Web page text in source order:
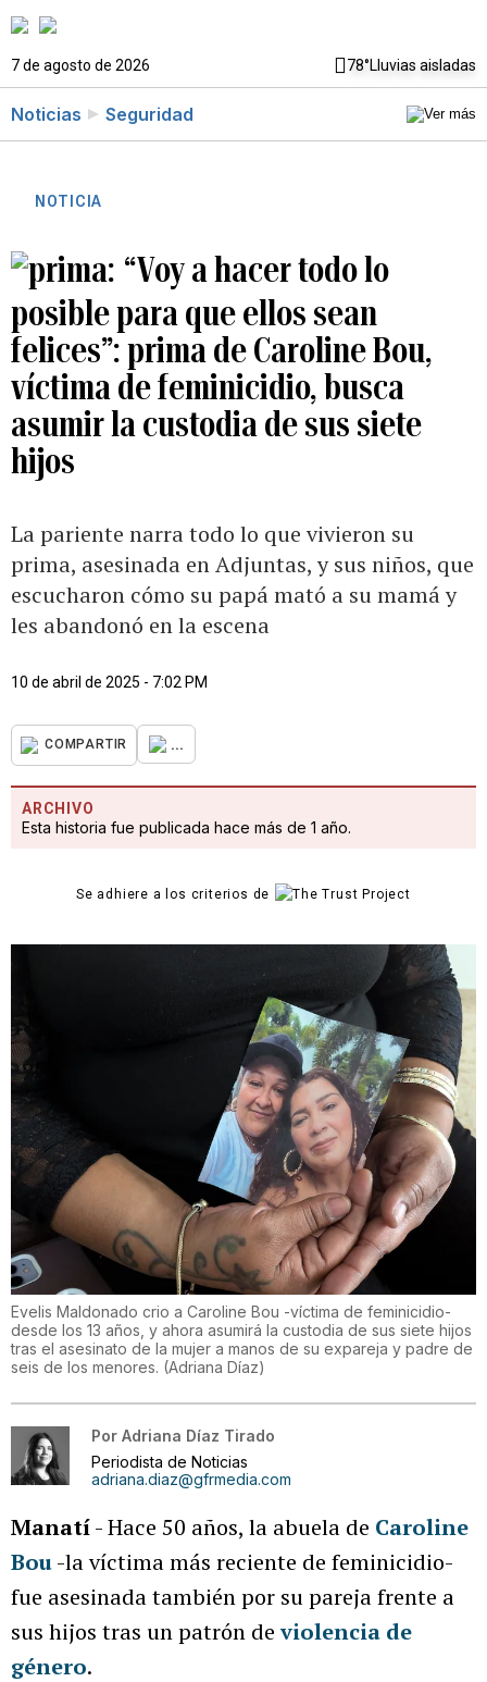
7 de agosto de 2026 78°Lluvias aisladas
Noticias Seguridad
NOTICIA
“Voy a hacer todo lo
posible para que ellos sean
felices”: prima de Caroline Bou,
víctima de feminicidio, busca
asumir la custodia de sus siete
hijos
La pariente narra todo lo que vivieron su
prima, asesinada en Adjuntas, y sus niños, que
escucharon cómo su papá mató a su mamá y
les abandonó en la escena
10 de abril de 2025 - 7:02 PM
COMPARTIR ...
ARCHIVO
Esta historia fue publicada hace más de 1 año.
Se adhiere a los criterios de
Evelis Maldonado crio a Caroline Bou -víctima de feminicidio-
desde los 13 años, y ahora asumirá la custodia de sus siete hijos
tras el asesinato de la mujer a manos de su expareja y padre de
seis de los menores. (Adriana Díaz)
Por Adriana Díaz Tirado
Periodista de Noticias
adriana.diaz@gfrmedia.com
Manatí- Hace 50 años, la abuela de Caroline
Bou-la víctima más reciente de feminicidio-
fue asesinada también por su pareja frente a
sus hijos tras un patrón deviolencia de
género.